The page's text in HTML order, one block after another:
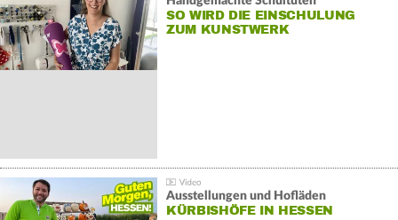
SO WIRD DIE EINSCHULUNG
ZUM KUNSTWERK
Ausstellungen und Hofläden
KÜRBISHÖFE IN HESSEN